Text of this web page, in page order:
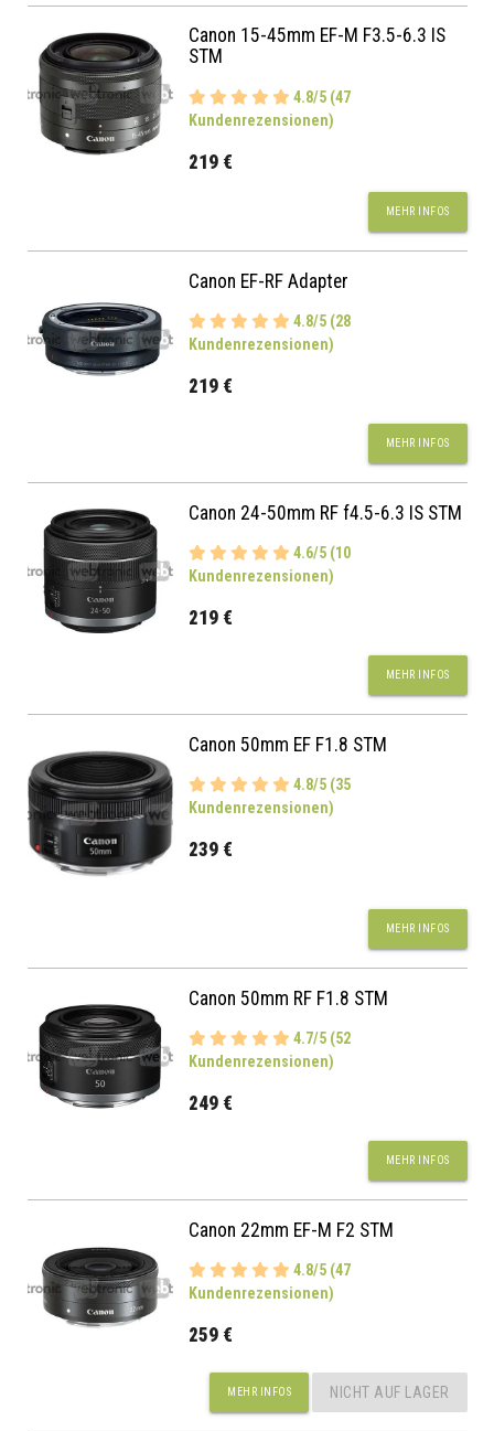
Canon 15-45mm EF-M F3.5-6.3 IS
STM
4.8/5 (47
Kundenrezensionen)
219 €
MEHR INFOS
Canon EF-RF Adapter
4.8/5 (28
Kundenrezensionen)
219 €
MEHR INFOS
Canon 24-50mm RF f4.5-6.3 IS STM
4.6/5 (10
Kundenrezensionen)
219 €
MEHR INFOS
Canon 50mm EF F1.8 STM
4.8/5 (35
Kundenrezensionen)
239 €
MEHR INFOS
Canon 50mm RF F1.8 STM
4.7/5 (52
Kundenrezensionen)
249 €
MEHR INFOS
Canon 22mm EF-M F2 STM
4.8/5 (47
Kundenrezensionen)
259 €
MEHR INFOS NICHT AUF LAGER